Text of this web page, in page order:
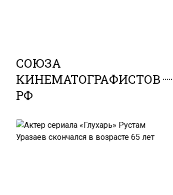
СОЮЗА
КИНЕМАТОГРАФИСТОВ
РФ